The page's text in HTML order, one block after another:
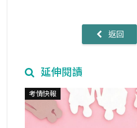
返回
延伸閱讀
考情快報